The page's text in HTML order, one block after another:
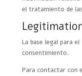
el tratamiento de
La base legal para
consentimiento.
Para contactar con